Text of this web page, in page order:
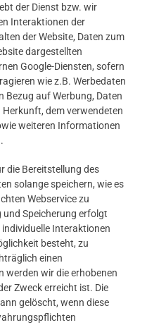
der Dienst bzw. wir
Interaktionen der
der Website, Daten zum
dargestellten
Google-Diensten, sofern
wie z.B. Werbedaten
Bezug auf Werbung, Daten
dem verwendeten
weiteren Informationen
die Bereitstellung des
solange speichern, wie es
Webservice zu
und Speicherung erfolgt
Interaktionen
besteht, zu
einen
werden wir die erhobenen
Zweck erreicht ist. Die
gelöscht, wenn diese